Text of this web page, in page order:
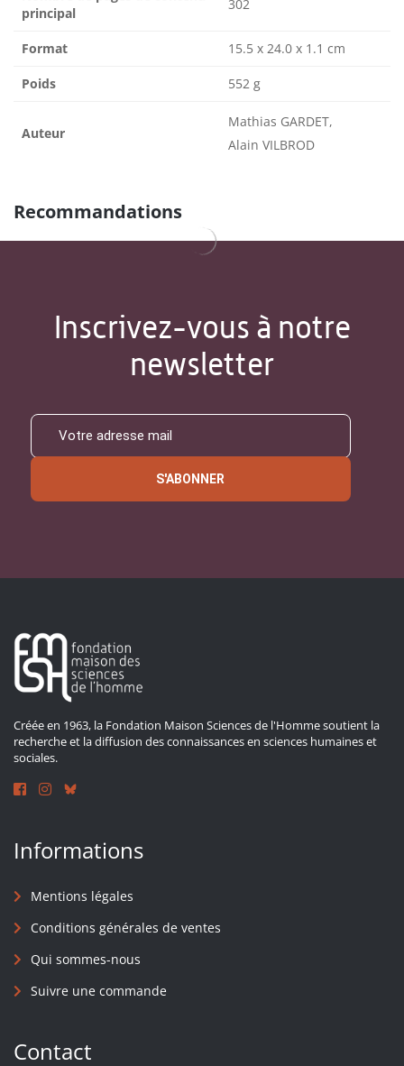
principal
302
Format 15.5 x 24.0 x 1.1 cm
Poids 552 g
Auteur
Mathias GARDET,
Alain VILBROD
Recommandations
Inscrivez-vous à notre
newsletter
S'ABONNER
Créée en 1963, la Fondation Maison Sciences de l'Homme soutient la
recherche et la diffusion des connaissances en sciences humaines et
sociales.
Informations
Mentions légales
Conditions générales de ventes
Qui sommes-nous
Suivre une commande
Contact